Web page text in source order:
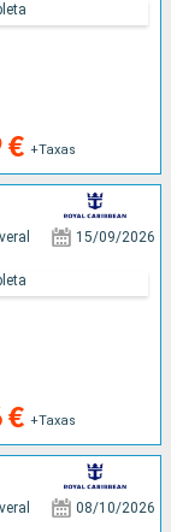
€ +Taxas
15/09/2026
€ +Taxas
08/10/2026